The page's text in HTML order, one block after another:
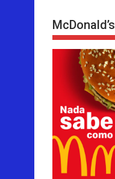
McDonald’s